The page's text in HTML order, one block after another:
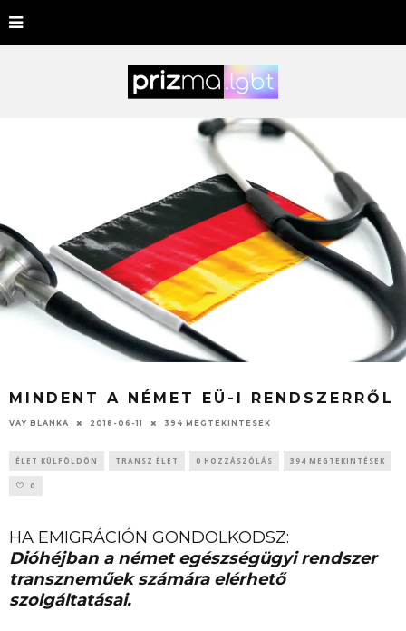
MINDENT A NÉMET EÜ-I RENDSZERRŐL
VAY BLANKA 2018-06-11 394 MEGTEKINTÉSEK
ÉLET KÜLFÖLDÖN TRANSZ ÉLET 0 HOZZÁSZÓLÁS 394 MEGTEKINTÉSEK
0
HA EMIGRÁCIÓN GONDOLKODSZ:
Dióhéjban a német egészségügyi rendszer
transzneműek számára elérhető
szolgáltatásai.